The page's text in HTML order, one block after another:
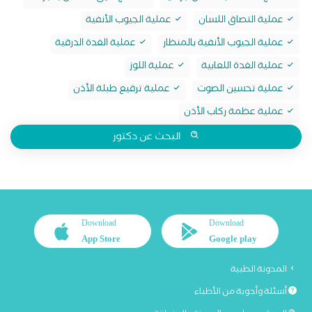
عملية التصاق اللسان
عملية الجيوب الأنفية
عملية الجيوب الأنفية بالمنظار
عملية الغدة الدرقية
عملية الغدة اللعابية
عملية اللوز
عملية تحسين الصوت
عملية ترقيع طبلة الأذن
عملية عظمة ركاب الأذن
البحث عن دكتور
Download
Google play
Download
App Store
المدونة الطبية
أسئلة وأجوبة من الأطباء